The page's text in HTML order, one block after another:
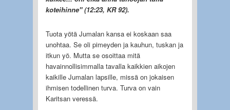
koteihinne" (12:23, KR 92).
Tuota yötä Jumalan kansa ei koskaan saa
unohtaa. Se oli pimeyden ja kauhun, tuskan ja
itkun yö. Mutta se osoittaa mitä
havainnollisimmalla tavalla kaikkien aikojen
kaikille Jumalan lapsille, missä on jokaisen
ihmisen todellinen turva. Turva on vain
Karitsan veressä.